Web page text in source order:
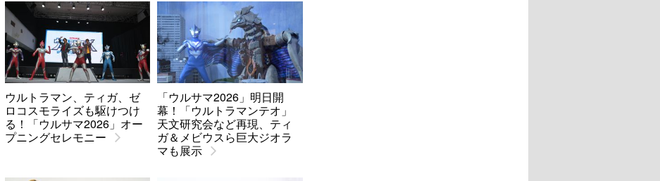
ウルトラマン、ティガ、ゼ
ロコスモライズも駆けつけ
る！「ウルサマ2026」オー
プニングセレモニー
「ウルサマ2026」明日開
幕！「ウルトラマンテオ」
天文研究会など再現、ティ
ガ＆メビウスら巨大ジオラ
マも展示